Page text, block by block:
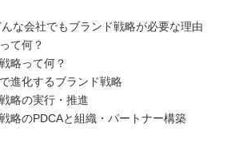
な会社でもブランド戦略が必要な理由
て何？
略って何？
進化するブランド戦略
略の実行・推進
のPDCAと組織・パートナー構築